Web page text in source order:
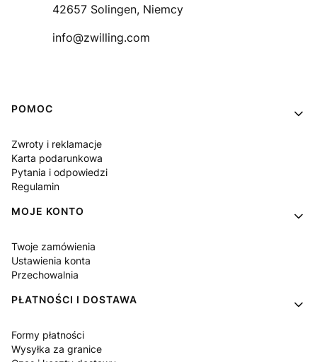
42657 Solingen, Niemcy
info@zwilling.com
Linki w stopce
POMOC
Zwroty i reklamacje
Karta podarunkowa
Pytania i odpowiedzi
Regulamin
MOJE KONTO
Twoje zamówienia
Ustawienia konta
Przechowalnia
PŁATNOŚCI I DOSTAWA
Formy płatności
Wysyłka za granice